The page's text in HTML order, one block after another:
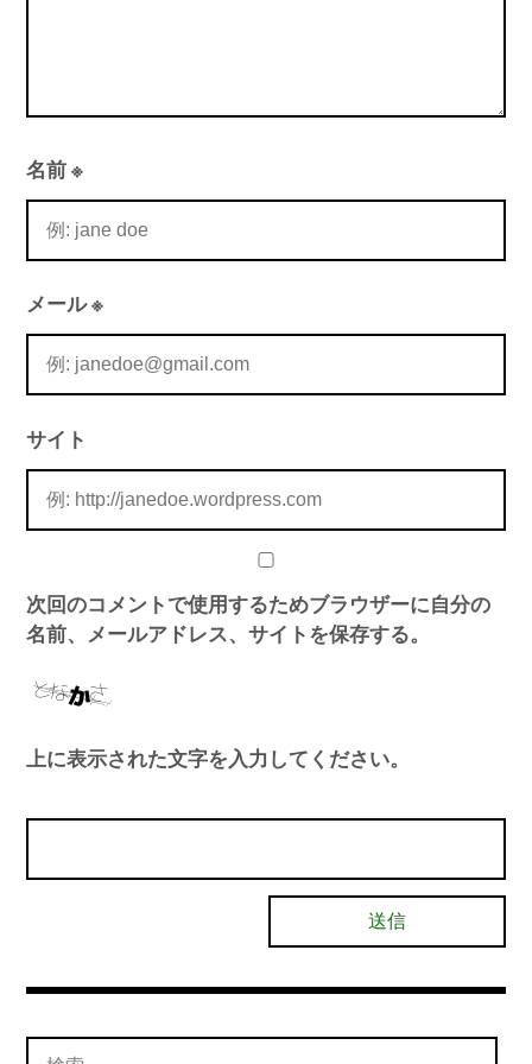
名前※
メール※
サイト
次回のコメントで使用するためブラウザーに自分の
名前、メールアドレス、サイトを保存する。
上に表示された文字を入力してください。